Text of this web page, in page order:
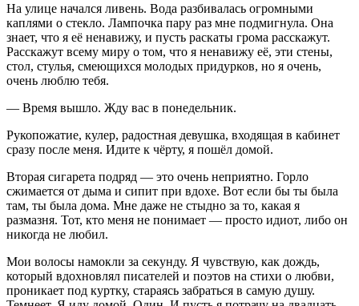
На улице начался ливень. Вода разбивалась огромными
каплями о стекло. Лампочка пару раз мне подмигнула. Она
знает, что я её ненавижу, и пусть раскаты грома расскажут.
Расскажут всему миру о том, что я ненавижу её, эти стены,
стол, стулья, смеющихся молодых придурков, но я очень,
очень люблю тебя.
— Время вышло. Жду вас в понедельник.
Рукопожатие, кулер, радостная девушка, входящая в кабинет
сразу после меня. Идите к чёрту, я пошёл домой.
Вторая сигарета подряд — это очень неприятно. Горло
сжимается от дыма и сипит при вдохе. Вот если бы ты была
там, ты была дома. Мне даже не стыдно за то, какая я
размазня. Тот, кто меня не понимает — просто идиот, либо он
никогда не любил.
Мои волосы намокли за секунду. Я чувствую, как дождь,
который вдохновлял писателей и поэтов на стихи о любви,
проникает под куртку, стараясь забраться в самую душу.